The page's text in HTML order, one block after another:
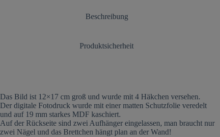
Beschreibung
Produktsicherheit
Das Bild ist 12×17 cm groß und wurde mit 4 Häkchen versehen.
Der digitale Fotodruck wurde mit einer matten Schutzfolie veredelt
und auf 19 mm starkes MDF kaschiert.
Auf der Rückseite sind zwei Aufhänger eingelassen, man braucht nur
zwei Nägel und das Brettchen hängt plan an der Wand!